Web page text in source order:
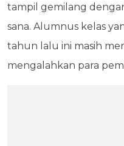
tampil gemilang
sana. Alumnus kelas
tahun lalu ini masih
mengalahkan para